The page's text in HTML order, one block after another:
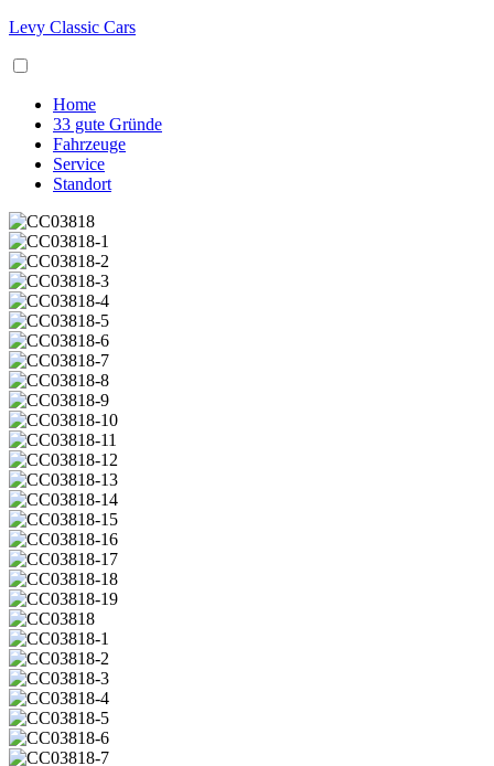
Levy Classic Cars
Home
33 gute Gründe
Fahrzeuge
Service
Standort